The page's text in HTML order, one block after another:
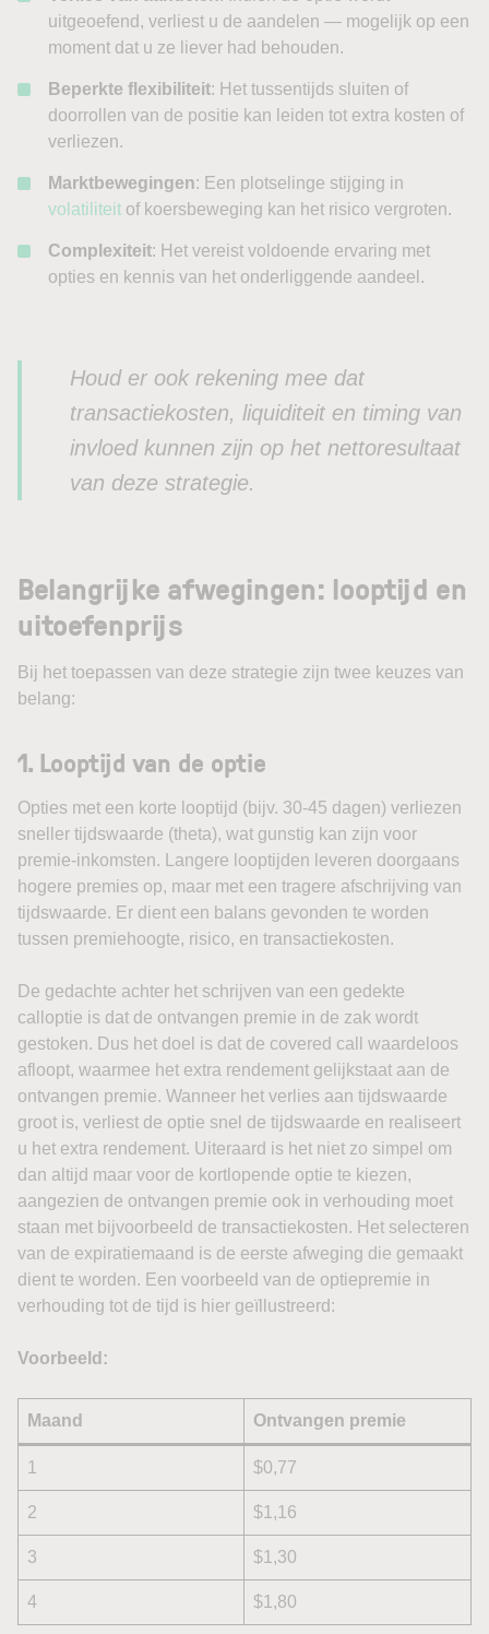
uitgeoefend, verliest u de aandelen — mogelijk op een
moment dat u ze liever had behouden.
Beperkte flexibiliteit: Het tussentijds sluiten of
doorrollen van de positie kan leiden tot extra kosten of
verliezen.
Marktbewegingen: Een plotselinge stijging in
volatiliteit of koersbeweging kan het risico vergroten.
Complexiteit: Het vereist voldoende ervaring met
opties en kennis van het onderliggende aandeel.
Houd er ook rekening mee dat
transactiekosten, liquiditeit en timing van
invloed kunnen zijn op het nettoresultaat
van deze strategie.
Belangrijke afwegingen: looptijd en
uitoefenprijs
Bij het toepassen van deze strategie zijn twee keuzes van
belang:
1. Looptijd van de optie
Opties met een korte looptijd (bijv. 30-45 dagen) verliezen
sneller tijdswaarde (theta), wat gunstig kan zijn voor
premie-inkomsten. Langere looptijden leveren doorgaans
hogere premies op, maar met een tragere afschrijving van
tijdswaarde. Er dient een balans gevonden te worden
tussen premiehoogte, risico, en transactiekosten.
De gedachte achter het schrijven van een gedekte
calloptie is dat de ontvangen premie in de zak wordt
gestoken. Dus het doel is dat de covered call waardeloos
afloopt, waarmee het extra rendement gelijkstaat aan de
ontvangen premie. Wanneer het verlies aan tijdswaarde
groot is, verliest de optie snel de tijdswaarde en realiseert
u het extra rendement. Uiteraard is het niet zo simpel om
dan altijd maar voor de kortlopende optie te kiezen,
aangezien de ontvangen premie ook in verhouding moet
staan met bijvoorbeeld de transactiekosten. Het selecteren
van de expiratiemaand is de eerste afweging die gemaakt
dient te worden. Een voorbeeld van de optiepremie in
verhouding tot de tijd is hier geïllustreerd:
Voorbeeld:
Maand Ontvangen premie
1 $0,77
2 $1,16
3 $1,30
4 $1,80